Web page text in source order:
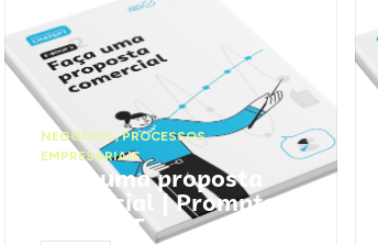
NEGÓCIOS,PROCESSOS
EMPRESARIAIS
Faça uma proposta
comercial | Prompts
ChatGPT